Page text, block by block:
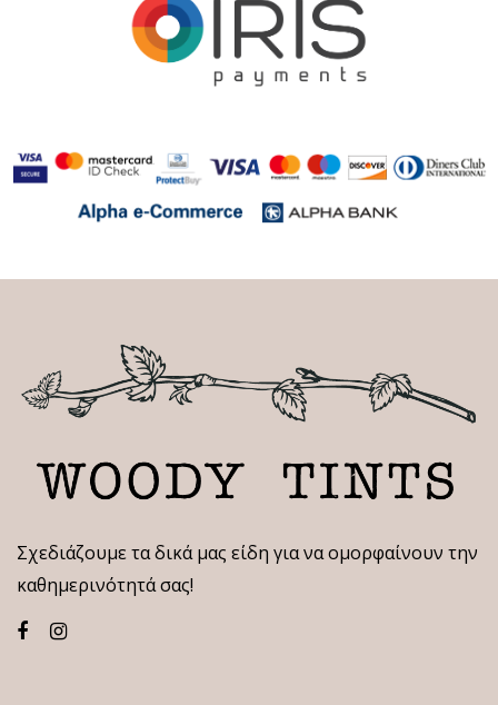
Σχεδιάζουμε τα δικά μας είδη για να ομορφαίνουν την
καθημερινότητά σας!